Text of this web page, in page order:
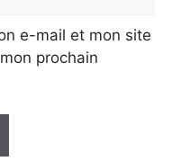
e-mail et mon site
prochain